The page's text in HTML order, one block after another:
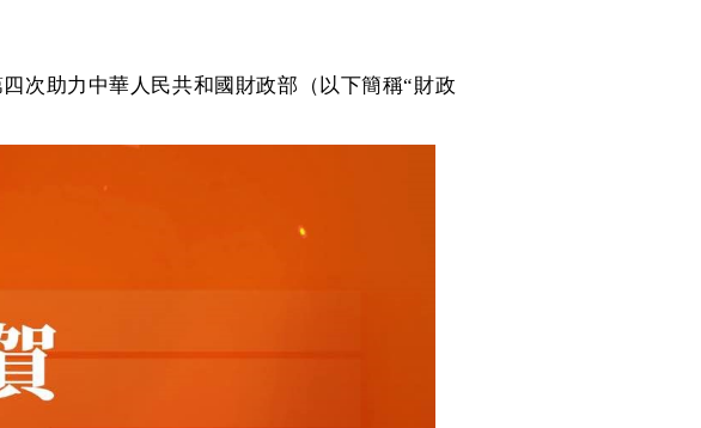
次助力中華人民共和國財政部（以下簡稱“財政